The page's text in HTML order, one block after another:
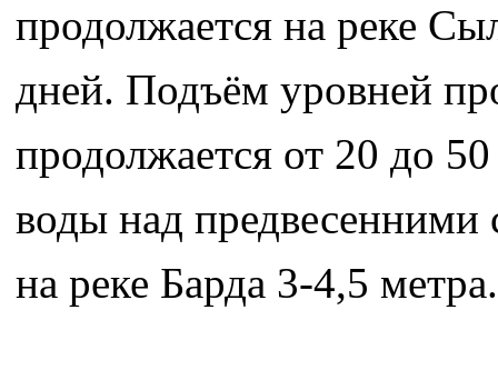
продолжается на реке
дней. Подъём уровней
продолжается от 20 до
воды над предвесенними
на реке Барда 3-4,5 метра.